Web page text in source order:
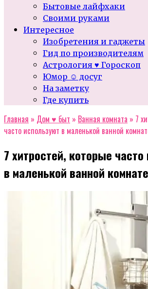
Бытовые лайфхаки
Своими руками
Интересное
Изобретения и гаджеты
Гид по производителям
Астрология ♥ Гороскоп
Юмор ☺ досуг
На заметку
Где купить
Главная » Дом ♥ быт » Ванная комната » 7
часто используют в маленькой ванной
7 хитростей, которые
в маленькой ванной комнате